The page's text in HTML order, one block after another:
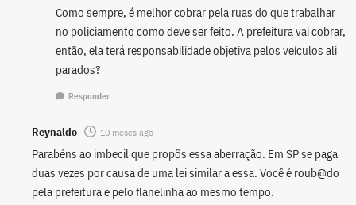
Como sempre, é melhor cobrar pela ruas do que trabalhar
no policiamento como deve ser feito. A prefeitura vai cobrar,
então, ela terá responsabilidade objetiva pelos veículos ali
parados?
Responder
Reynaldo 10 meses ago
Parabéns ao imbecil que propôs essa aberração. Em SP se paga
duas vezes por causa de uma lei similar a essa. Você é roub@do
pela prefeitura e pelo flanelinha ao mesmo tempo.